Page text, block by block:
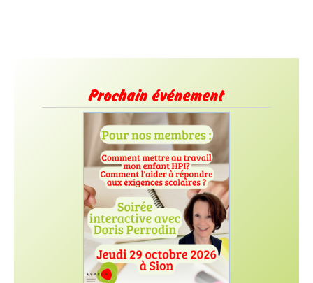
Prochain événement